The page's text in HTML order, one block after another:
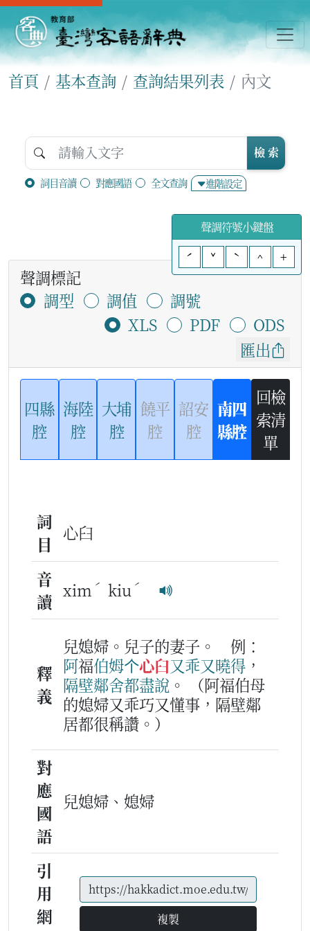
首頁 基本查詢 查詢結果列表 內文
詞目音讀 對應國語 全文查詢 進階設定
檢 索
聲調符號小鍵盤
ˊ
ˇ ˋ ^ +
聲調標記
調型
調值
調號
XLS
PDF
ODS
匯出
四縣
腔
海陸
腔
大埔
腔
饒平
腔
詔安
腔
南四
縣腔
回檢
索清
單
詞
目
心臼
音
讀
xim ˊ kiu ˊ
釋
義
兒媳婦。兒子的妻子。
例：
阿福伯姆个心臼又乖又曉得 ，
隔壁鄰舍都盡說 。
（阿福伯母
的媳婦又乖巧又懂事，隔壁鄰
居都很稱讚。）
對
應
國
語
兒媳婦、媳婦
引
用
網
複製